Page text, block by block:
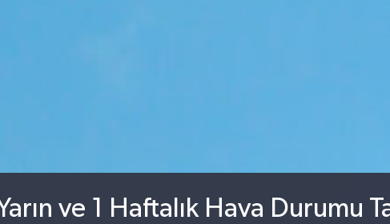
ve 1 Haftalık Hava Durumu